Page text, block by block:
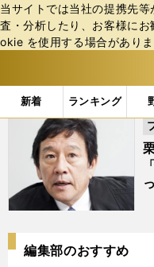
当サイトでは当社の提携先
査・分析したり、お客様に
okie を使⽤する場合があり
新着 ランキング
b
ス
ー
バ
「#正力松太郎賞」
編集部のおすすめ